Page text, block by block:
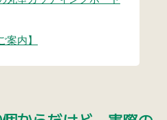
案内】